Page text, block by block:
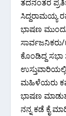
ತದನಂತರ
ಸಿದ್ದರಾಮಯ್ಯ
ಭಾಷಣ
ಸಾರ್ವಜನಿಕರು/
ಕೊಂಡಿದ್ದ
ಮಹಿಳೆಯರು
ಭಾಷಣ
ನನ್ನ ಕಡೆ ಕೈ